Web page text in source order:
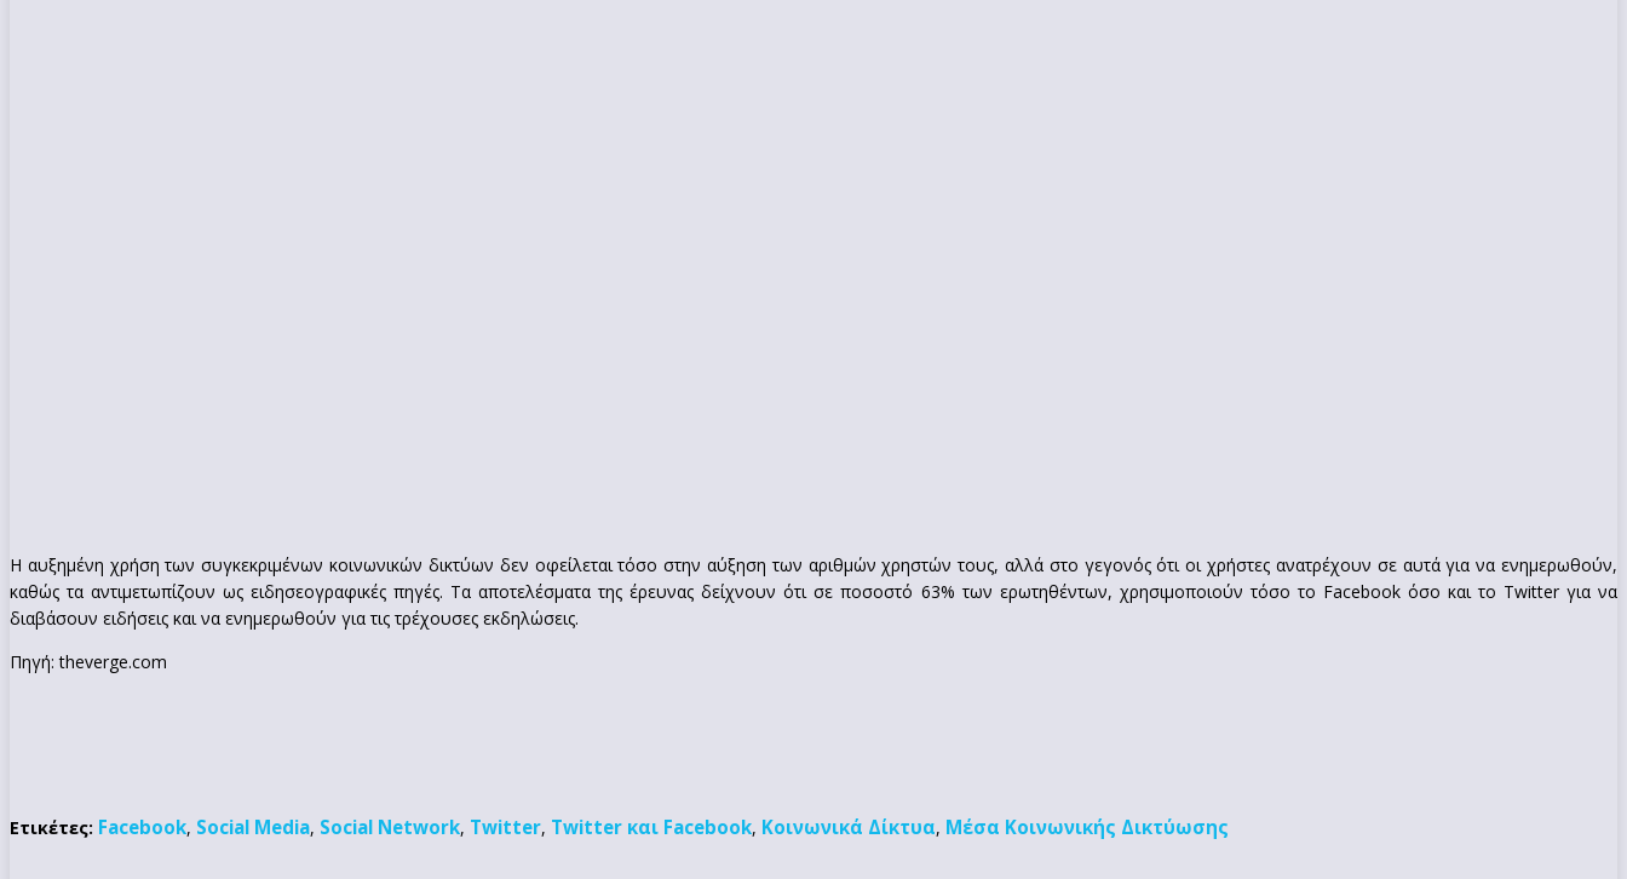
Η αυξημένη χρήση των συγκεκριμένων κοινωνικών δικτύων δεν οφείλεται τόσο στην αύξηση των αριθμών χρηστών τους, αλλά στο γεγονός ότι οι χρήστες ανατρέχουν σε αυτά για να ενημερωθούν,
καθώς τα αντιμετωπίζουν ως ειδησεογραφικές πηγές. Τα αποτελέσματα της έρευνας δείχνουν ότι σε ποσοστό 63% των ερωτηθέντων, χρησιμοποιούν τόσο το Facebook όσο και το Twitter για να
διαβάσουν ειδήσεις και να ενημερωθούν για τις τρέχουσες εκδηλώσεις.
Πηγή: theverge.com
Ετικέτες: Facebook, Social Media, Social Network, Twitter, Twitter και Facebook, Κοινωνικά Δίκτυα, Μέσα Κοινωνικής Δικτύωσης